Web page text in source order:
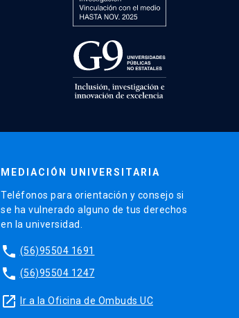
MEDIACIÓN UNIVERSITARIA
Teléfonos para orientación y consejo si
se ha vulnerado alguno de tus derechos
en la universidad.
phone (56)95504 1691
phone (56)95504 1247
launch Ir a la Oficina de Ombuds UC